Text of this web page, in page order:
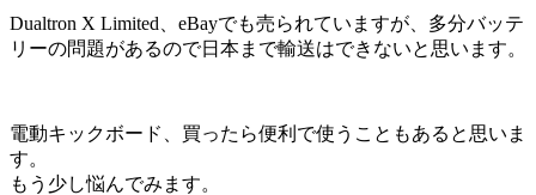
Dualtron X Limited、eBayでも売られていますが、多分バッテ
リーの問題があるので日本まで輸送はできないと思います。
電動キックボード、買ったら便利で使うこともあると思いま
す。
もう少し悩んでみます。